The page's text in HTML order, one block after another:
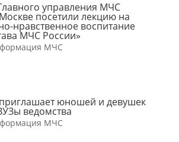
управления МЧС
посетили лекцию на
нравственное воспитание
МЧС России»
МЧС
юношей и девушек
ведомства
МЧС